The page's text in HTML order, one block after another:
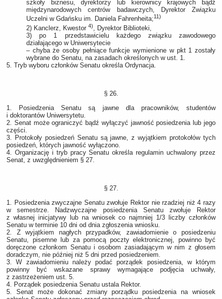
szkoły biznesu, dyrektorzy lub kierownicy krajowych bądź
międzynarodowych centrów badawczych, Dyrektor Związku
Uczelni w Gdańsku im. Daniela Fahrenheita;11)
2) Kanclerz, Kwestor 4), Dyrektor Biblioteki,
3) po 1 przedstawicielu każdego związku zawodowego
działającego w Uniwersytecie
– chyba że osoby pełniące funkcje wymienione w pkt 1 zostały
wybrane do Senatu, na zasadach określonych w ust. 1.
5. Tryb wyboru członków Senatu określa Ordynacja.
§ 26.
1. Posiedzenia Senatu są jawne dla pracowników, studentów
i doktorantów Uniwersytetu.
2. Senat może ograniczyć bądź wyłączyć jawność posiedzenia lub jego
części.
3. Protokoły posiedzeń Senatu są jawne, z wyjątkiem protokołów tych
posiedzeń, których jawność wyłączono.
4. Organizację i tryb pracy Senatu określa regulamin uchwalony przez
Senat, z uwzględnieniem § 27.
§ 27.
1. Posiedzenia zwyczajne Senatu zwołuje Rektor nie rzadziej niż 4 razy
w semestrze. Nadzwyczajne posiedzenia Senatu zwołuje Rektor
z własnej inicjatywy lub na wniosek co najmniej 1/3 liczby członków
Senatu w terminie 10 dni od dnia zgłoszenia wniosku.
2. Z wyjątkiem nagłych przypadków, zawiadomienie o posiedzeniu
Senatu, pisemne lub za pomocą poczty elektronicznej, powinno być
doręczone członkom Senatu i osobom zasiadającym w nim z głosem
doradczym, nie później niż 5 dni przed posiedzeniem.
3. W zawiadomieniu należy podać porządek posiedzenia, w którym
powinny być wskazane sprawy wymagające podjęcia uchwały,
z zastrzeżeniem ust. 5.
4. Porządek posiedzenia Senatu ustala Rektor.
5. Senat może dokonać zmiany porządku posiedzenia na wniosek